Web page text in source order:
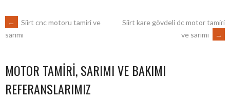
POST
NAVIGATION
←
Siirt cnc motoru tamiri ve
sarımı
Siirt kare gövdeli dc motor tamiri
ve sarımı
→
MOTOR TAMIRI, SARIMI VE BAKIMI
REFERANSLARIMIZ